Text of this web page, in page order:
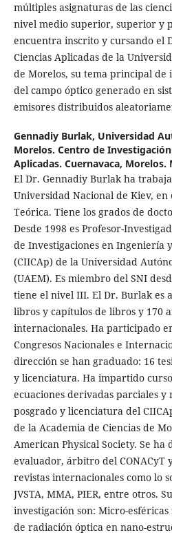
múltiples asignaturas de las
nivel medio superior, superior y
encuentra inscrito y cursando el
Ciencias Aplicadas de la
de Morelos, su tema principal de
del campo óptico generado en
emisores distribuidos
Gennadiy Burlak, Universidad
Morelos. Centro de
Aplicadas. Cuernavaca, Morelos.
El Dr. Gennadiy Burlak ha
Universidad Nacional de Kiev,
Teórica. Tiene los grados de
Desde 1998 es Profesor-
de Investigaciones en Ingeniería
(CIICAp) de la Universidad
(UAEM). Es miembro del SNI
tiene el nivel III. El Dr. Burlak es
libros y capítulos de libros y 170
internacionales. Ha participado
Congresos Nacionales e
dirección se han graduado: 16
y licenciatura. Ha impartido
ecuaciones derivadas parciales y
posgrado y licenciatura del
de la Academia de Ciencias de
American Physical Society. Se ha
evaluador, árbitro del CONACyT
revistas internacionales como lo
JVSTA, MMA, PIER, entre otros.
investigación son: Micro-
de radiación óptica en nano-